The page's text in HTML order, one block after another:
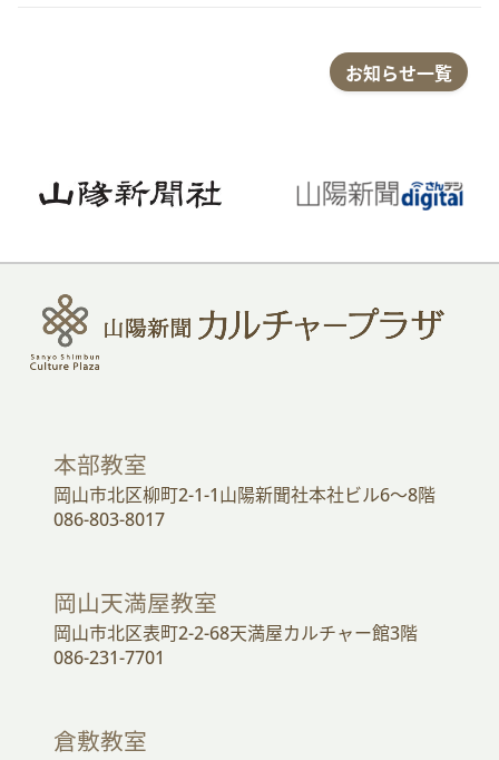
お知らせ一覧
本部教室
岡山市北区柳町2-1-1山陽新聞社本社ビル6～8階
086-803-8017
岡山天満屋教室
岡山市北区表町2-2-68天満屋カルチャー館3階
086-231-7701
倉敷教室